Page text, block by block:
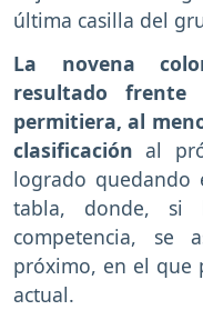
última casilla del
La novena
resultado
permitiera, al
clasificación al
logrado
tabla, donde, si
competencia, se
próximo, en el que
actual.